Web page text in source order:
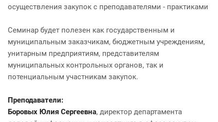
осуществления закупок с преподавателями - практиками
Семинар будет полезен как государственным и
муниципальным заказчикам, бюджетным учреждениям,
унитарным предприятиям, представителям
муниципальных контрольных органов, так и
потенциальным участникам закупок.
Преподаватели:
Боровых Юлия Сергеевна, директор департамента